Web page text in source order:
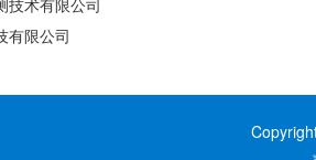
技术有限公司
有限公司